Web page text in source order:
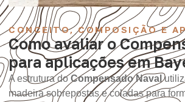
CONCEITO, COMPOSIÇÃO E
Como avaliar o
para aplicações em
A estrutura doCompensado Naval
madeira sobrepostas e coladas para